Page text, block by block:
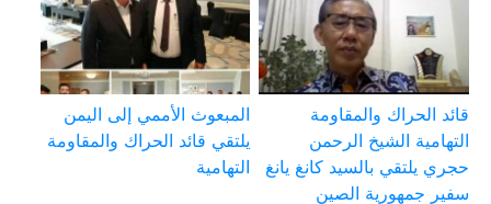
قائد الحراك والمقاومة
التهامية الشيخ الرحمن
حجري يلتقي بالسيد كانغ يانغ
سفير جمهورية الصين
المبعوث الأممي إلى اليمن
يلتقي قائد الحراك والمقاومة
التهامية